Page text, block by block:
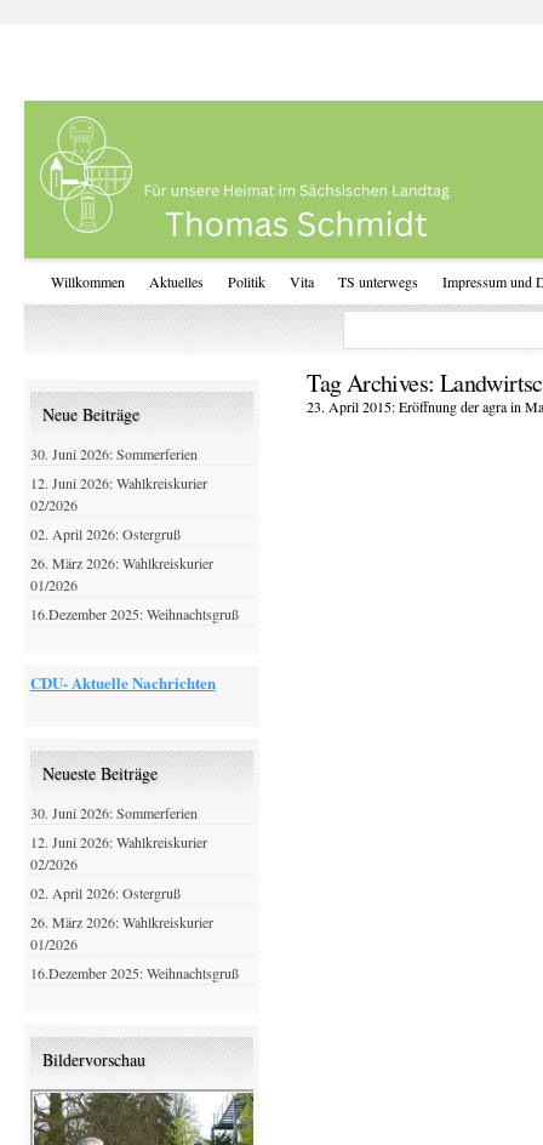
Willkommen Aktuelles Politik Vita TS unterwegs Impressum und
Tag Archives:
23. April 2015: Eröffnung der agra in
Neue Beiträge
30. Juni 2026: Sommerferien
12. Juni 2026: Wahlkreiskurier
02/2026
02. April 2026: Ostergruß
26. März 2026: Wahlkreiskurier
01/2026
16.Dezember 2025: Weihnachtsgruß
CDU- Aktuelle Nachrichten
Neueste Beiträge
30. Juni 2026: Sommerferien
12. Juni 2026: Wahlkreiskurier
02/2026
02. April 2026: Ostergruß
26. März 2026: Wahlkreiskurier
01/2026
16.Dezember 2025: Weihnachtsgruß
Bildervorschau